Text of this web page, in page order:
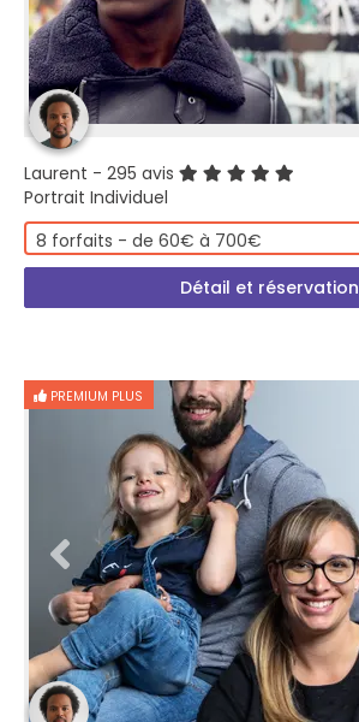
Laurent - 295 avis
Portrait Individuel
8 forfaits - de 60€ à 700€
Détail et réservation
PREMIUM PLUS